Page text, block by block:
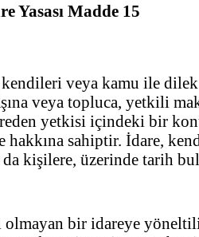
Yasası Madde 15
veya kamu ile
veya topluca, yetkili
yetkisi içindeki bir
hakkına sahiptir. İdare,
kişilere, üzerinde tarih
bir idareye